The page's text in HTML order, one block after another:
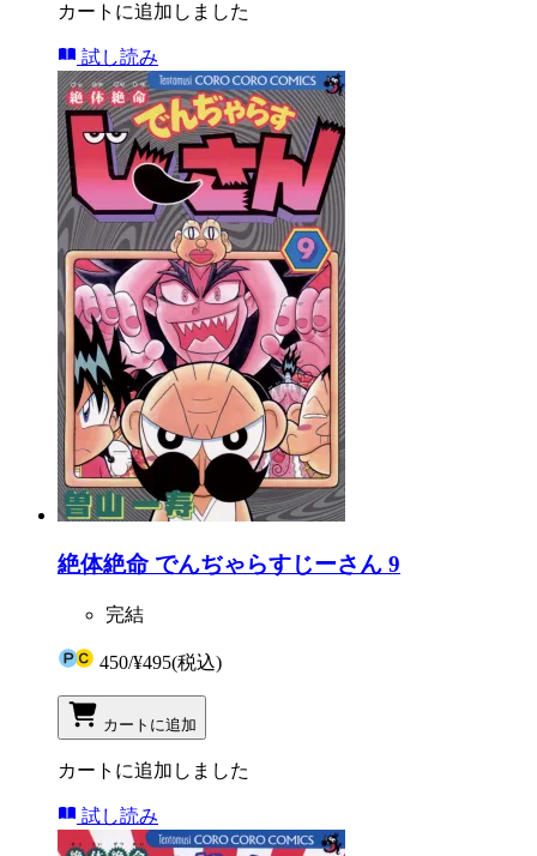
カートに追加しました
試し読み
絶体絶命 でんぢゃらすじーさん 9
完結
450/¥495(税込)
カートに追加
カートに追加しました
試し読み